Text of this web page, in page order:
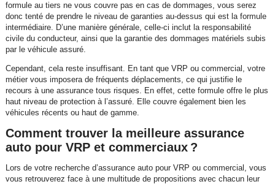
formule au tiers ne vous couvre pas en cas de dommages, vous serez
donc tenté de prendre le niveau de garanties au-dessus qui est la formule
intermédiaire. D’une manière générale, celle-ci inclut la responsabilité
civile du conducteur, ainsi que la garantie des dommages matériels subis
par le véhicule assuré.
Cependant, cela reste insuffisant. En tant que VRP ou commercial, votre
métier vous imposera de fréquents déplacements, ce qui justifie le
recours à une assurance tous risques. En effet, cette formule offre le plus
haut niveau de protection à l’assuré. Elle couvre également bien les
véhicules récents ou haut de gamme.
Comment trouver la meilleure assurance
auto pour VRP et commerciaux ?
Lors de votre recherche d’assurance auto pour VRP ou commercial, vous
vous retrouverez face à une multitude de propositions avec chacun leur